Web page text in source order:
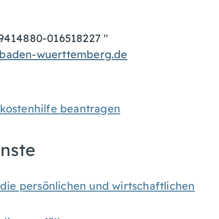
016518227 "
wuerttemberg.de
beantragen
persönlichen und wirtschaftlichen